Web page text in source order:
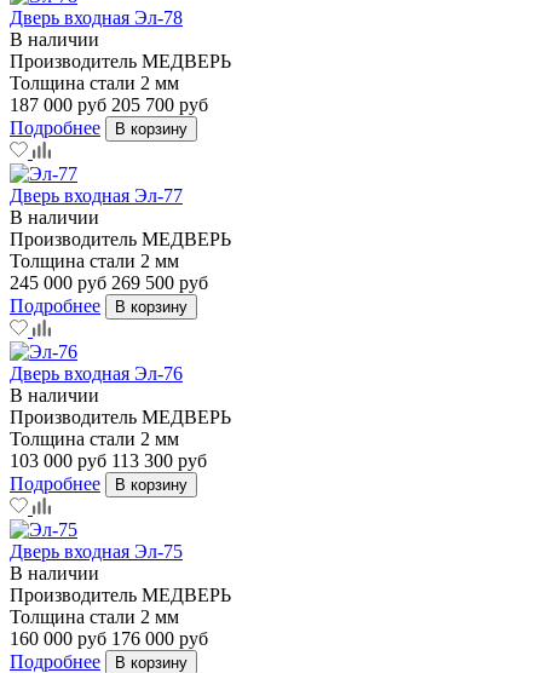
Дверь входная Эл-78
В наличии
Производитель МЕДВЕРЬ
Толщина стали 2 мм
187 000 руб 205 700 руб
Подробнее
В корзину
Дверь входная Эл-77
В наличии
Производитель МЕДВЕРЬ
Толщина стали 2 мм
245 000 руб 269 500 руб
Подробнее
В корзину
Дверь входная Эл-76
В наличии
Производитель МЕДВЕРЬ
Толщина стали 2 мм
103 000 руб 113 300 руб
Подробнее
В корзину
Дверь входная Эл-75
В наличии
Производитель МЕДВЕРЬ
Толщина стали 2 мм
160 000 руб 176 000 руб
Подробнее
В корзину